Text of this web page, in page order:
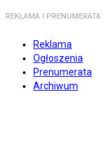
REKLAMA I PRENUMERATA
Reklama
Ogłoszenia
Prenumerata
Archiwum